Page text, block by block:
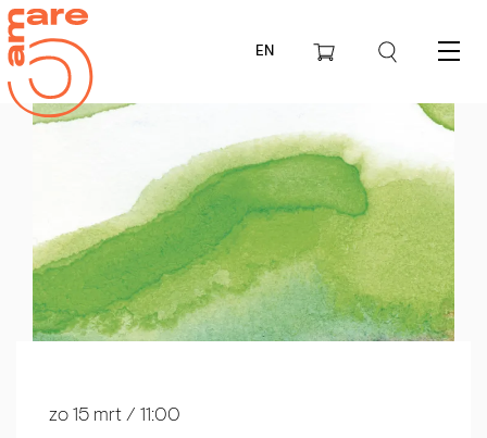
EN Menu
zo 15 mrt / 11:00